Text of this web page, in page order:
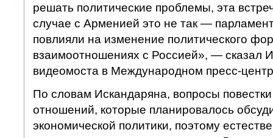
решать политические проблемы, эта
случае с Арменией это не так —
повлияли на изменение политического
взаимоотношениях с Россией», — сказал
видеомоста в Международном пресс-
По словам Искандаряна, вопросы
отношений, которые планировалось
экономической политики, поэтому